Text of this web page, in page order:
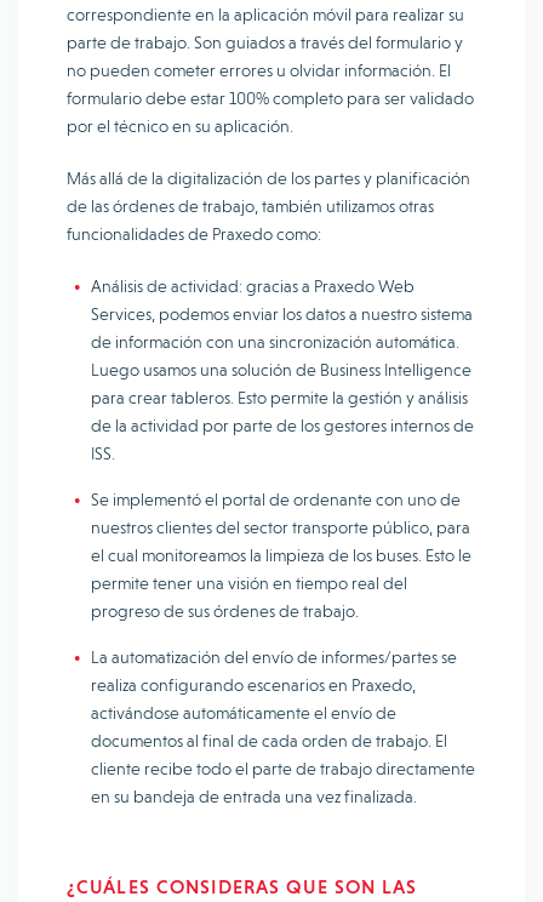
correspondiente en la aplicación móvil para realizar su
parte de trabajo. Son guiados a través del formulario y
no pueden cometer errores u olvidar información. El
formulario debe estar 100% completo para ser validado
por el técnico en su aplicación.
Más allá de la digitalización de los partes y planificación
de las órdenes de trabajo, también utilizamos otras
funcionalidades de Praxedo como:
Análisis de actividad: gracias a Praxedo Web
Services, podemos enviar los datos a nuestro sistema
de información con una sincronización automática.
Luego usamos una solución de Business Intelligence
para crear tableros. Esto permite la gestión y análisis
de la actividad por parte de los gestores internos de
ISS.
Se implementó el portal de ordenante con uno de
nuestros clientes del sector transporte público, para
el cual monitoreamos la limpieza de los buses. Esto le
permite tener una visión en tiempo real del
progreso de sus órdenes de trabajo.
La automatización del envío de informes/partes se
realiza configurando escenarios en Praxedo,
activándose automáticamente el envío de
documentos al final de cada orden de trabajo. El
cliente recibe todo el parte de trabajo directamente
en su bandeja de entrada una vez finalizada.
¿CUÁLES CONSIDERAS QUE SON LAS